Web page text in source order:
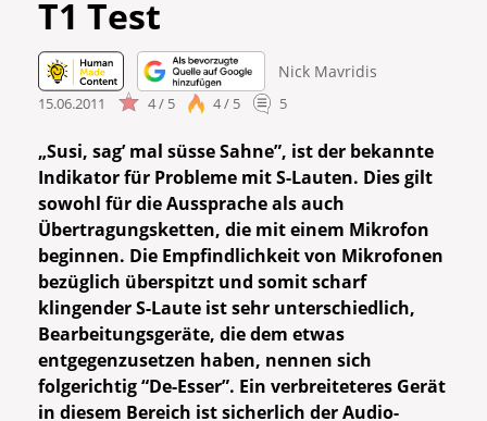
T1 Test
Nick Mavridis
15.06.2011 4 / 5 4 / 5 5
„Susi, sag’ mal süsse Sahne”, ist der bekannte
Indikator für Probleme mit S-Lauten. Dies gilt
sowohl für die Aussprache als auch
Übertragungsketten, die mit einem Mikrofon
beginnen. Die Empfindlichkeit von Mikrofonen
bezüglich überspitzt und somit scharf
klingender S-Laute ist sehr unterschiedlich,
Bearbeitungsgeräte, die dem etwas
entgegenzusetzen haben, nennen sich
folgerichtig “De-Esser”. Ein verbreiteteres Gerät
in diesem Bereich ist sicherlich der Audio-